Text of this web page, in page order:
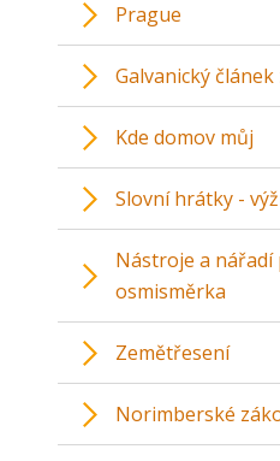
Prague
Galvanický
Kde domov můj
Slovní hrátky -
Nástroje a nářadí
osmisměrka
Zemětřesení
Norimberské